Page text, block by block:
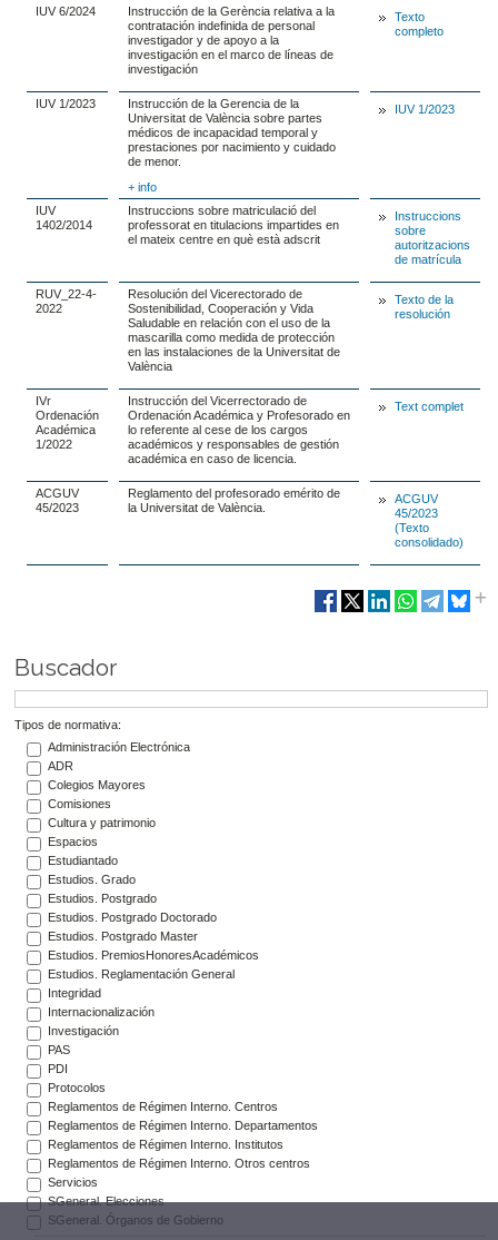
IUV 6/2024
Instrucción de la Gerència relativa a la
contratación indefinida de personal
investigador y de apoyo a la
investigación en el marco de líneas de
investigación
Texto
completo
IUV 1/2023
Instrucción de la Gerencia de la
Universitat de València sobre partes
médicos de incapacidad temporal y
prestaciones por nacimiento y cuidado
de menor.
+ info
IUV 1/2023
IUV
1402/2014
Instruccions sobre matriculació del
professorat en titulacions impartides en
el mateix centre en què està adscrit
Instruccions
sobre
autoritzacions
de matrícula
RUV_22-4-
2022
Resolución del Vicerectorado de
Sostenibilidad, Cooperación y Vida
Saludable en relación con el uso de la
mascarilla como medida de protección
en las instalaciones de la Universitat de
València
Texto de la
resolución
IVr
Ordenación
Académica
1/2022
Instrucción del Vicerrectorado de
Ordenación Académica y Profesorado en
lo referente al cese de los cargos
académicos y responsables de gestión
académica en caso de licencia.
Text complet
ACGUV
45/2023
Reglamento del profesorado emérito de
la Universitat de València.
ACGUV
45/2023
(Texto
consolidado)
Buscador
Tipos de normativa:
Administración Electrónica
ADR
Colegios Mayores
Comisiones
Cultura y patrimonio
Espacios
Estudiantado
Estudios. Grado
Estudios. Postgrado
Estudios. Postgrado Doctorado
Estudios. Postgrado Master
Estudios. PremiosHonoresAcadémicos
Estudios. Reglamentación General
Integridad
Internacionalización
Investigación
PAS
PDI
Protocolos
Reglamentos de Régimen Interno. Centros
Reglamentos de Régimen Interno. Departamentos
Reglamentos de Régimen Interno. Institutos
Reglamentos de Régimen Interno. Otros centros
Servicios
SGeneral. Elecciones
SGeneral. Órganos de Gobierno